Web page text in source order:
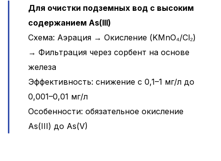
Для очистки подземных вод с высоким
содержанием As(III)
Схема: Аэрация → Окисление (KMnO₄/Cl₂)
→ Фильтрация через сорбент на основе
железа
Эффективность: снижение с 0,1–1 мг/л до
0,001–0,01 мг/л
Особенности: обязательное окисление
As(III) до As(V)